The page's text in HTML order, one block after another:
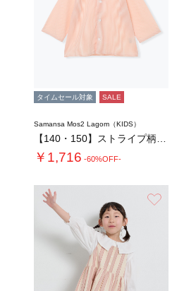
タイムセール対象 SALE
Samansa Mos2 Lagom（KIDS）
￥1,716 -60%OFF-